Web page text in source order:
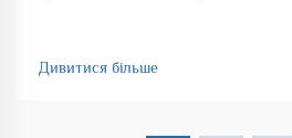
Дивитися більше